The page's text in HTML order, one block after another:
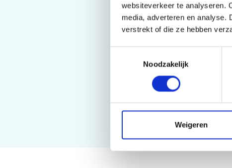
websiteverkeer te analyseren.
media, adverteren en analyse.
verstrekt of die ze hebben
Noodzakelijk
Weigeren